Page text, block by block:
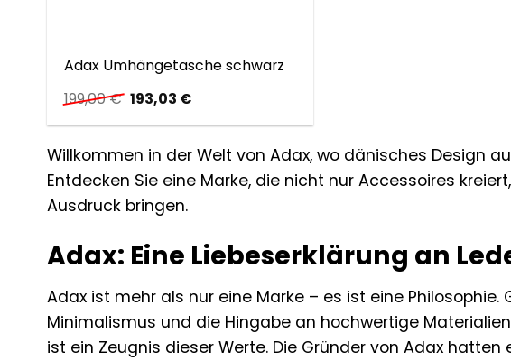
Adax Umhängetasche schwarz
199,00€ Ursprünglicher
Preis
war:
193,03 €Aktueller
ist:
Willkommen in der Welt von Adax, wo dänisches Design
Entdecken Sie eine Marke, die nicht nur Accessoires
Ausdruck bringen.
Adax: Eine Liebeserklärung an
Adax ist mehr als nur eine Marke – es ist eine
Minimalismus und die Hingabe an hochwertige
ist ein Zeugnis dieser Werte. Die Gründer von Adax hatten